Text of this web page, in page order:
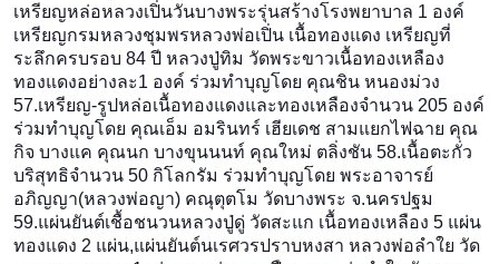
เหรียญหล่อหลวงเปิ่นวันบางพระรุ่นสร้างโรงพยาบาล 1 องค์
เหรียญกรมหลวงชุมพรหลวงพ่อเปิ่น เนื้อทองแดง เหรียญที่
ระลึกครบรอบ 84 ปี หลวงปู่ทิม วัดพระขาวเนื้อทองเหลือง
ทองแดงอย่างละ1 องค์ ร่วมทำบุญโดย คุณชิน หนองม่วง
57.เหรียญ-รูปหล่อเนื้อทองแดงและทองเหลืองจำนวน 205 องค์
ร่วมทำบุญโดย คุณเอ็ม อมรินทร์ เฮียเดช สามแยกไฟฉาย คุณ
กิจ บางแค คุณนก บางขุนนนท์ คุณใหม่ ตลิ่งชัน 58.เนื้อตะกั่ว
บริสุทธิจำนวน 50 กิโลกรัม ร่วมทำบุญโดย พระอาจารย์
อภิญญา(หลวงพ่อญา) คณุตุตโม วัดบางพระ จ.นครปฐม
59.แผ่นยันต์เชื้อชนวนหลวงปู่ดู่ วัดสะแก เนื้อทองเหลือง 5 แผ่น
ทองแดง 2 แผ่น,แผ่นยันต์นเรศวรปราบหงสา หลวงพ่อลำใย วัด